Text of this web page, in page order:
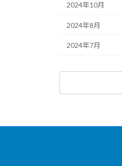
2024年10月
2024年8月
2024年7月